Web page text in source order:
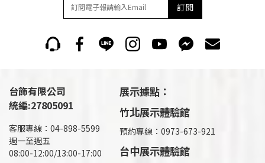
訂閱
台飾有限公司
統編:27805091
客服專線：04-898-5599
週一至週五
08:00-12:00/13:00-17:00
展示據點：
竹北展示體驗館
預約專線：0973-673-921
台中展示體驗館